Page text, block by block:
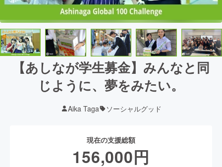
【あしなが学生募金】みんなと同
じように、夢をみたい。
Aika Taga ソーシャルグッド
現在の支援総額
156,000円